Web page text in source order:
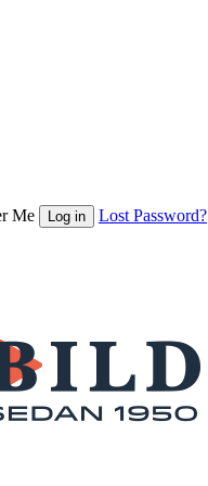
Me
Lost Password?